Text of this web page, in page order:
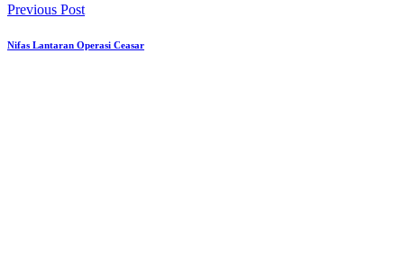
Previous Post
Nifas Lantaran Operasi Ceasar